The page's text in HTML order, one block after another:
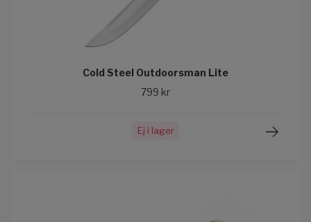
Cold Steel Outdoorsman Lite
799 kr
Ej i lager